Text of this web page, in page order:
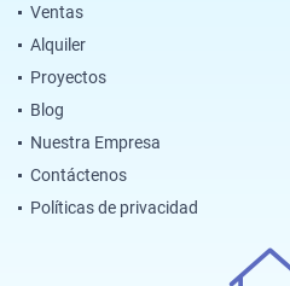
Ventas
Alquiler
Proyectos
Blog
Nuestra Empresa
Contáctenos
Políticas de privacidad